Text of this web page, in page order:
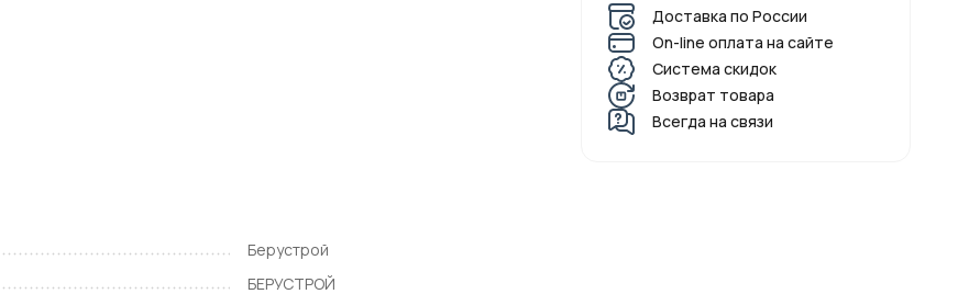
Доставка по России
On-line оплата на сайте
Система скидок
Возврат товара
Всегда на связи
Берустрой
БЕРУСТРОЙ